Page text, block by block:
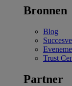
Bronnen
Blog
Trust
Partner